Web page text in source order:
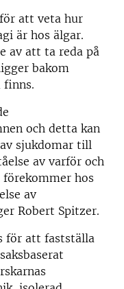
att veta hur
är hos älgar.
av att ta reda på
bakom
finns.
och detta kan
sjukdomar till
av varför och
hos
av
Robert Spitzer.
för att fastställa